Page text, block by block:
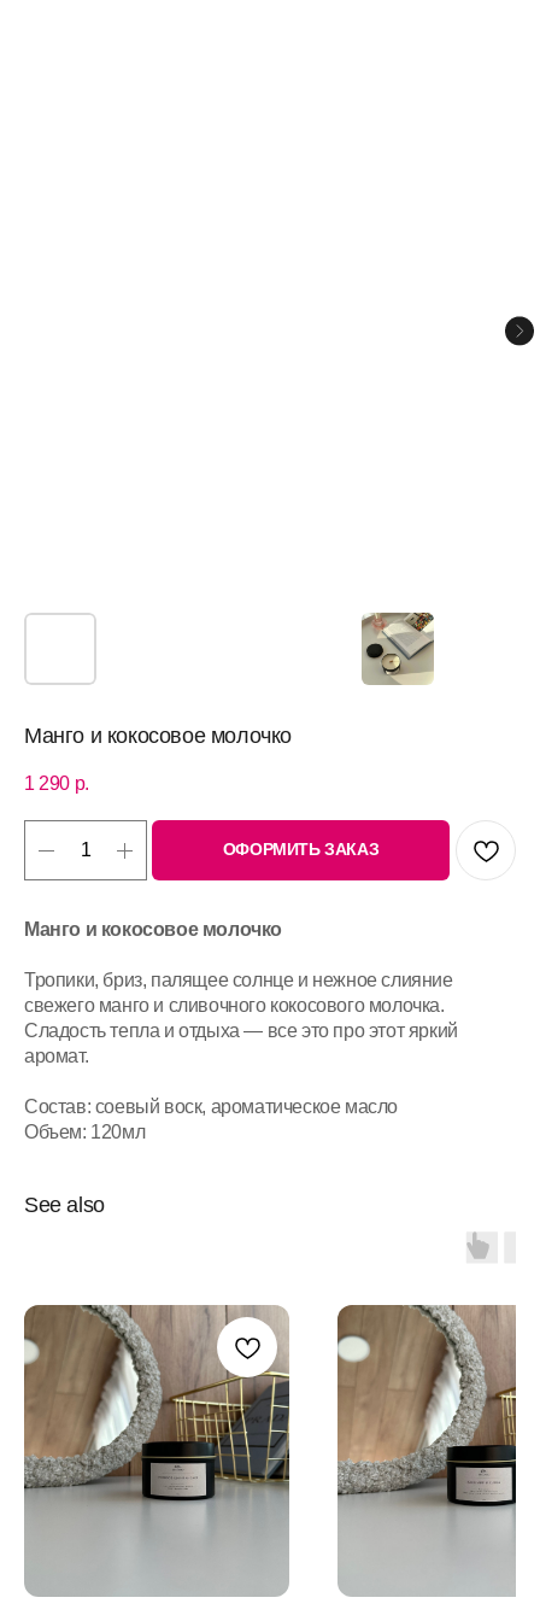
Манго и кокосовое молочко
1 290 р.
ОФОРМИТЬ ЗАКАЗ
Манго и кокосовое молочко
Тропики, бриз, палящее солнце и нежное слияние
свежего манго и сливочного кокосового молочка.
Сладость тепла и отдыха — все это про этот яркий
аромат.
Состав: соевый воск, ароматическое масло
Объем: 120мл
See also